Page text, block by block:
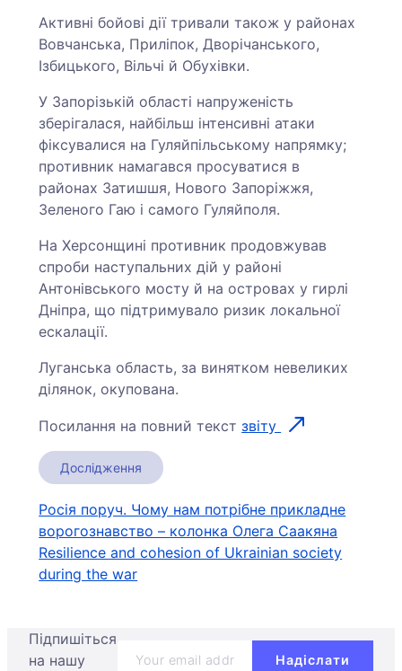
Активні бойові дії тривали також у районах
Вовчанська, Приліпок, Дворічанського,
Ізбицького, Вільчі й Обухівки.
У Запорізькій області напруженість
зберігалася, найбільш інтенсивні атаки
фіксувалися на Гуляйпільському напрямку;
противник намагався просуватися в
районах Затишшя, Нового Запоріжжя,
Зеленого Гаю і самого Гуляйполя.
На Херсонщині противник продовжував
спроби наступальних дій у районі
Антонівського мосту й на островах у гирлі
Дніпра, що підтримувало ризик локальної
ескалації.
Луганська область, за винятком невеликих
ділянок, окупована.
Посилання на повний текстзвіту
Дослідження
Навігація
записів
Росія поруч. Чому нам потрібне прикладне
ворогознавство – колонка Олега Саакяна
Resilience and cohesion of Ukrainian society
during the war
Підпишіться
на нашу